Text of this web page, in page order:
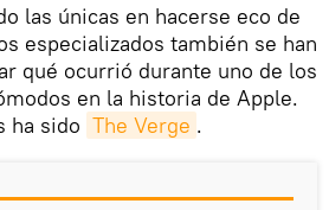
las únicas en hacerse eco de
especializados también se han
qué ocurrió durante uno de los
en la historia de Apple.
ha sido The Verge .